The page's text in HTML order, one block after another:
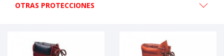
OTRAS PROTECCIONES